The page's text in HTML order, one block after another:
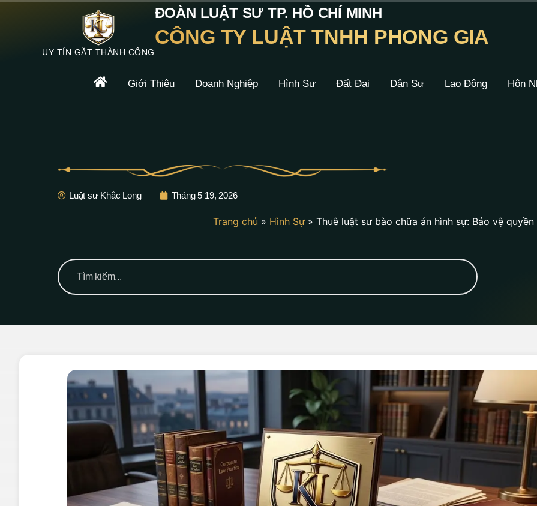
UY TÍN GẶT THÀNH CÔNG
ĐOÀN LUẬT SƯ TP. HỒ CHÍ MINH
CÔNG TY LUẬT TNHH PHONG GIA
Giới Thiệu Doanh Nghiệp Hình Sự Đất Đai Dân Sự Lao Động Hôn
Luật sư Khắc Long Tháng 5 19, 2026
Trang chủ » Hình Sự» Thuê luật sư bào chữa án hình sự: Bảo vệ